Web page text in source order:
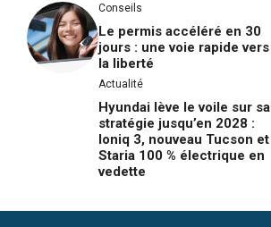
Conseils
Le permis accéléré en 30
jours : une voie rapide vers
la liberté
Actualité
Hyundai lève le voile sur sa
stratégie jusqu’en 2028 :
Ioniq 3, nouveau Tucson et
Staria 100 % électrique en
vedette